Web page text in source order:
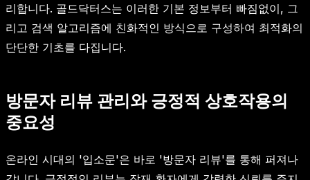
리합니다. 골드닥터스는 이러한 기본 정보부터 빠짐없이, 그
리고 검색 알고리즘에 친화적인 방식으로 구성하여 최적화의
단단한 기초를 다집니다.
방문자 리뷰 관리와 긍정적 상호작용의
중요성
온라인 시대의 '입소문'은 바로 '방문자 리뷰'를 통해 퍼져나